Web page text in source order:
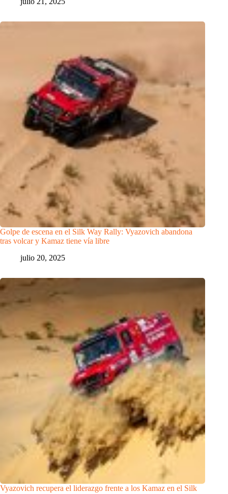
Golpe de escena en el Silk Way Rally: Vyazovich abandona
tras volcar y Kamaz tiene vía libre
julio 20, 2025
Vyazovich recupera el liderazgo frente a los Kamaz en el Silk